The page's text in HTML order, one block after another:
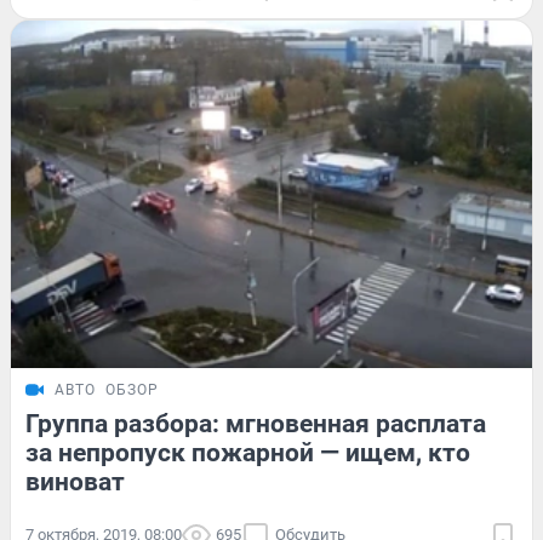
АВТО ОБЗОР
Группа разбора: мгновенная расплата
за непропуск пожарной — ищем, кто
виноват
7 октября, 2019, 08:00 695 Обсудить